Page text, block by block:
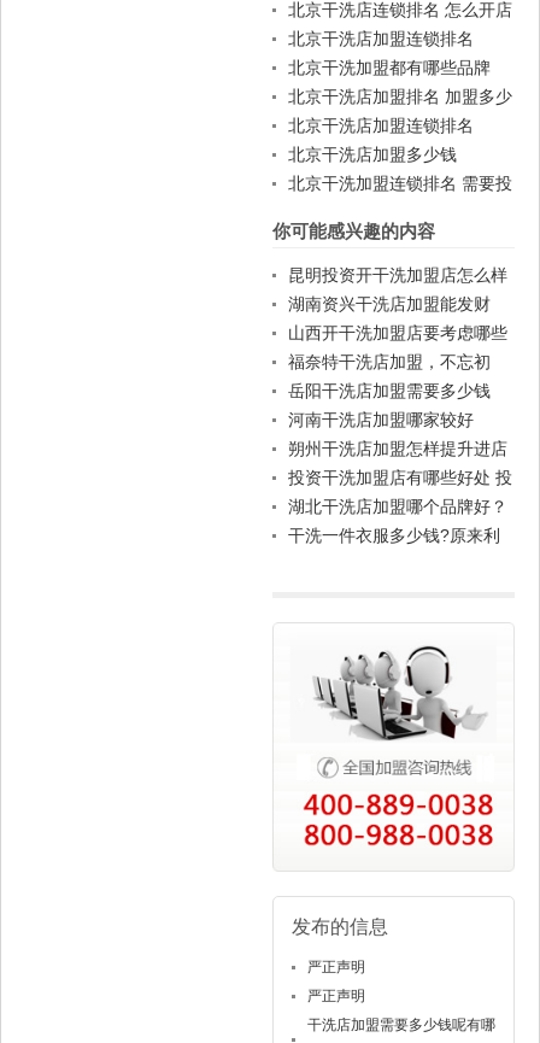
钱吗
北京干洗店连锁排名 怎么开店
北京干洗店加盟连锁排名
北京干洗加盟都有哪些品牌
北京干洗店加盟排名 加盟多少
钱
北京干洗店加盟连锁排名
北京干洗店加盟多少钱
北京干洗加盟连锁排名 需要投
你可能感兴趣的内容
昆明投资开干洗加盟店怎么样
湖南资兴干洗店加盟能发财
吗？
山西开干洗加盟店要考虑哪些
事情？
福奈特干洗店加盟，不忘初
心，坚持奋斗20年
岳阳干洗店加盟需要多少钱
河南干洗店加盟哪家较好
朔州干洗店加盟怎样提升进店
率？
投资干洗加盟店有哪些好处 投
资成功的秘诀
湖北干洗店加盟哪个品牌好？
干洗一件衣服多少钱?原来利
发布的信息
严正声明
严正声明
干洗店加盟需要多少钱呢有哪